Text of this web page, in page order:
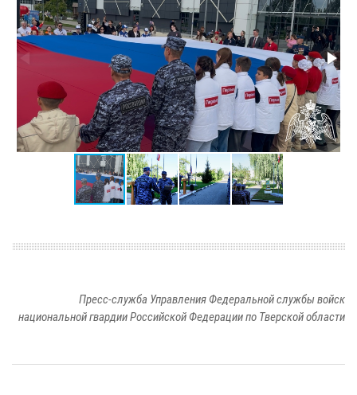
Пресс-служба Управления Федеральной службы войск
национальной гвардии Российской Федерации по Тверской области